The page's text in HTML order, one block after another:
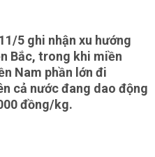
5 ghi nhận xu hướng
Bắc, trong khi miền
Nam phần lớn đi
cả nước đang dao động
đồng/kg.